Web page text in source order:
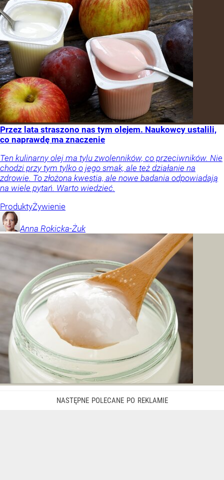
Przez lata straszono nas tym olejem. Naukowcy ustalili,
co naprawdę ma znaczenie
Ten kulinarny olej ma tylu zwolenników, co przeciwników. Nie
chodzi przy tym tylko o jego smak, ale też działanie na
zdrowie. To złożona kwestia, ale nowe badania odpowiadają
na wiele pytań. Warto wiedzieć.
ProduktyŻywienie
Anna Rokicka-Żuk